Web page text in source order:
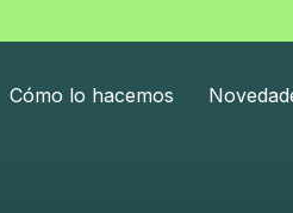
Cómo lo hacemos